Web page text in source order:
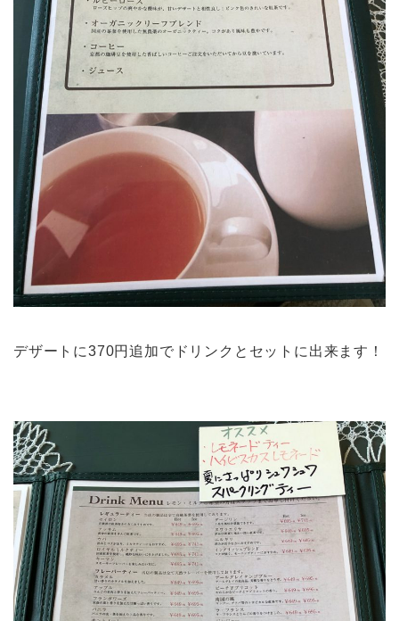
デザートに370円追加でドリンクとセットに出来ます！